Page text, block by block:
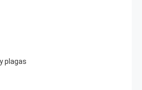
plagas